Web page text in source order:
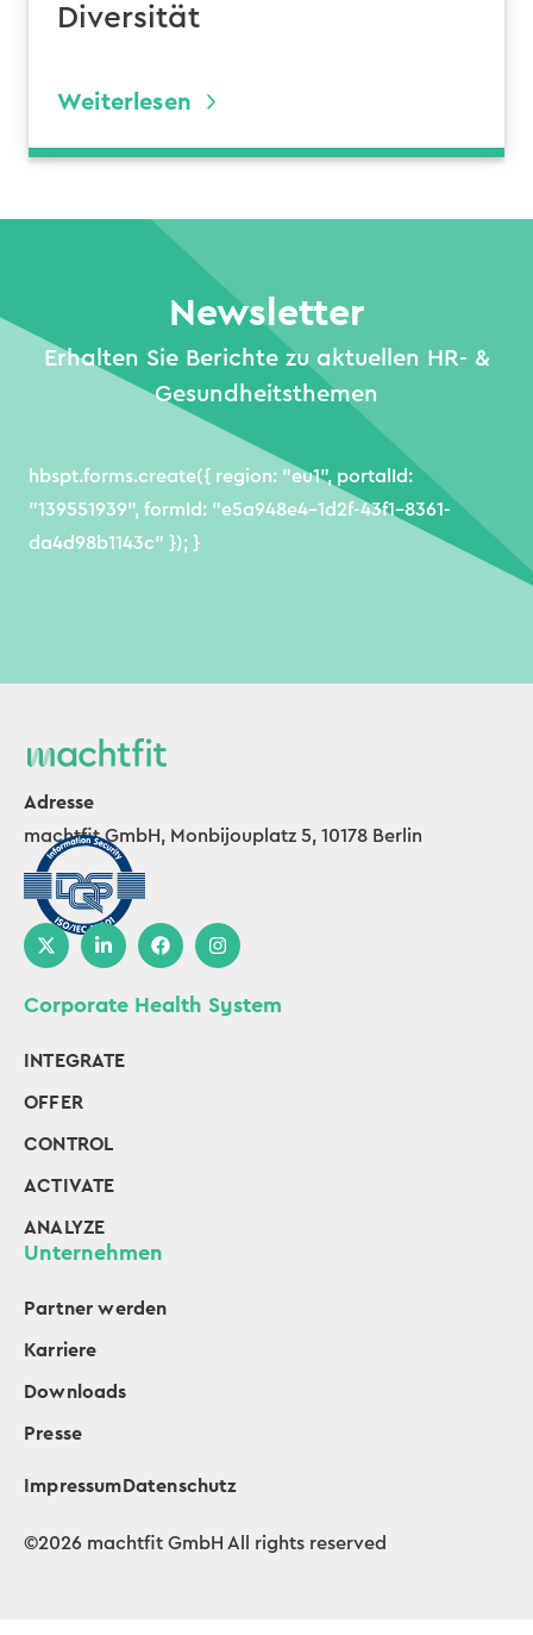
Diversität
Weiterlesen
Newsletter
Erhalten Sie Berichte zu aktuellen HR- &
Gesundheitsthemen
hbspt.forms.create({ region: "eu1", portalId:
"139551939", formId: "e5a948e4-1d2f-43f1-8361-
da4d98b1143c" }); }
Adresse
machtfit GmbH, Monbijouplatz 5, 10178 Berlin
Corporate Health System
INTEGRATE
OFFER
CONTROL
ACTIVATE
ANALYZE
Unternehmen
Partner werden
Karriere
Downloads
Presse
©2026 machtfit GmbH All rights reserved
Impressum Datenschutz